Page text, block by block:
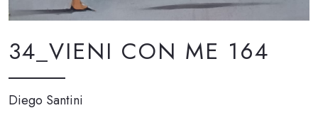
34_VIENI CON ME 164
Diego Santini